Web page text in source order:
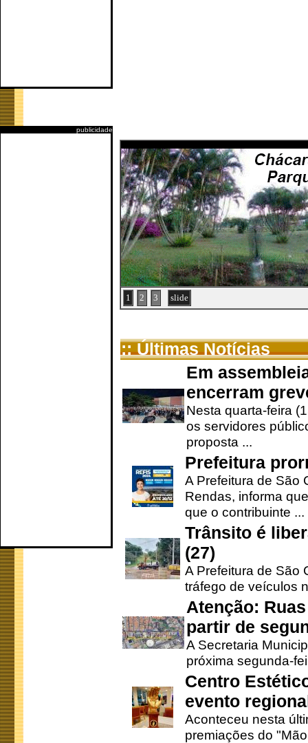
publicidade
1 2 3 slide
:: Últimas Notícias
Em
encerram
Nesta quarta-feira
os servidores
proposta ...
Prefeitura
A Prefeitura de São
Rendas, informa
que o contribuinte ...
Trânsito é
(27)
A Prefeitura de São
tráfego de veículos
Atenção:
partir de
A Secretaria
próxima segunda-
Centro
evento
Aconteceu nesta
premiações do